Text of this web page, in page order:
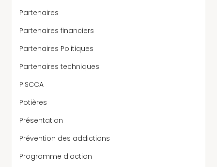
Partenaires
Partenaires financiers
Partenaires Politiques
Partenaires techniques
PISCCA
Potières
Présentation
Prévention des addictions
Programme d'action